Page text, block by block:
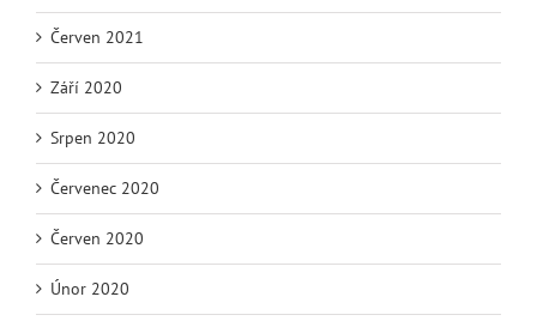
Červen 2021
Září 2020
Srpen 2020
Červenec 2020
Červen 2020
Únor 2020